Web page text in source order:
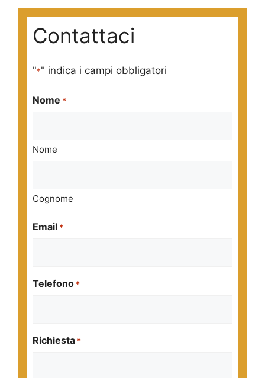
Contattaci
"*" indica i campi obbligatori
Nome *
Nome
Cognome
Email *
Telefono *
Richiesta *